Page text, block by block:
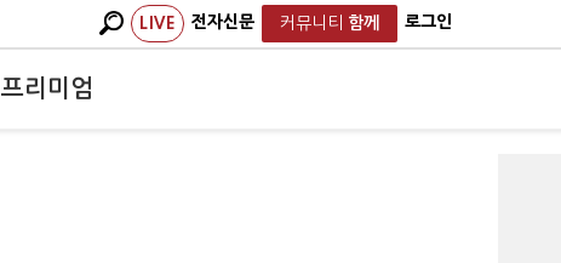
LIVE 전자신문 커뮤니티 함께 로그인
프리미엄